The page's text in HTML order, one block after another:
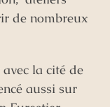
de nombreux
la cité de
aussi sur